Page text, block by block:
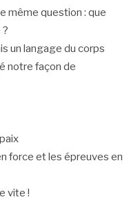
même question : que
un langage du corps
notre façon de
force et les épreuves en
vite !